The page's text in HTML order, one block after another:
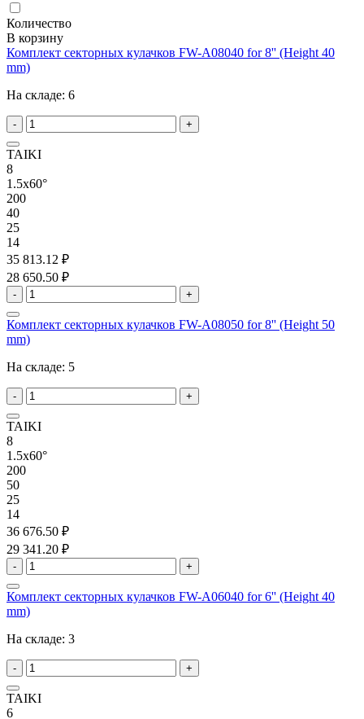
Количество
В корзину
Комплект секторных кулачков FW-A08040 for 8'' (Height 40
mm)
На складе: 6
- +
TAIKI
8
1.5x60°
200
40
25
14
35 813.12 ₽
28 650.50 ₽
- +
Комплект секторных кулачков FW-A08050 for 8'' (Height 50
mm)
На складе: 5
- +
TAIKI
8
1.5x60°
200
50
25
14
36 676.50 ₽
29 341.20 ₽
- +
Комплект секторных кулачков FW-A06040 for 6'' (Height 40
mm)
На складе: 3
- +
TAIKI
6